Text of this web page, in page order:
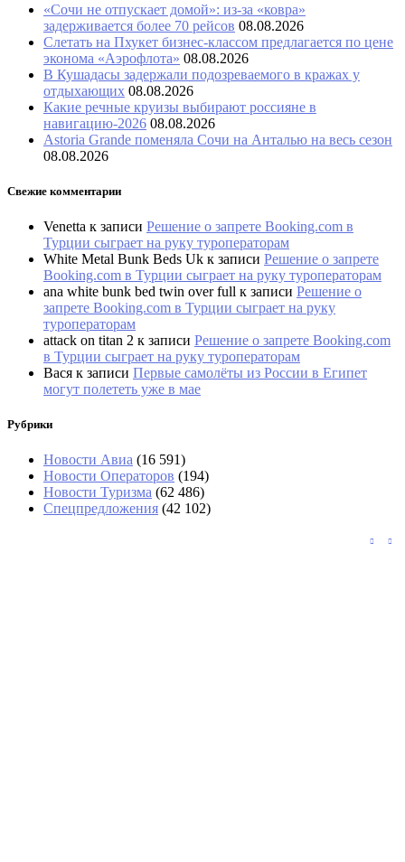
«Сочи не отпускает домой»: из-за «ковра»
задерживается более 70 рейсов 08.08.2026
Слетать на Пхукет бизнес-классом предлагается по цене
эконома «Аэрофлота» 08.08.2026
В Кушадасы задержали подозреваемого в кражах у
отдыхающих 08.08.2026
Какие речные круизы выбирают россияне в
навигацию-2026 08.08.2026
Astoria Grande поменяла Сочи на Анталью на весь сезон
08.08.2026
Свежие комментарии
Venetta к записи Решение о запрете Booking.com в
Турции сыграет на руку туроператорам
White Metal Bunk Beds Uk к записи Решение о запрете
Booking.com в Турции сыграет на руку туроператорам
ana white bunk bed twin over full к записи Решение о
запрете Booking.com в Турции сыграет на руку
туроператорам
attack on titan 2 к записи Решение о запрете Booking.com
в Турции сыграет на руку туроператорам
Вася к записи Первые самолёты из России в Египет
могут полететь уже в мае
Рубрики
Новости Авиа (16 591)
Новости Операторов (194)
Новости Туризма (62 486)
Спецпредложения (42 102)